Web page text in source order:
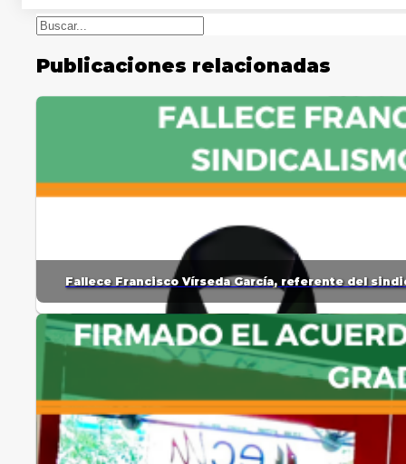
Buscar
Publicaciones relacionadas
Fallece Francisco Vírseda García, referente del